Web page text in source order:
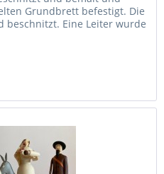
Grundbrett befestigt. Die
beschnitzt. Eine Leiter wurde